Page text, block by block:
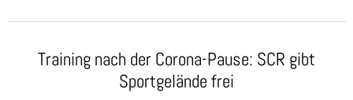
Training nach der Corona-Pause: SCR gibt
Sportgelände frei